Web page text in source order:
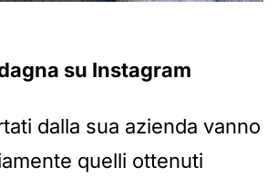
su Instagram
dalla sua azienda vanno
quelli ottenuti